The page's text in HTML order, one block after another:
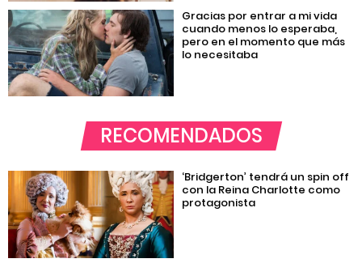
Gracias por entrar a mi vida
cuando menos lo esperaba,
pero en el momento que más
lo necesitaba
RECOMENDADOS
‘Bridgerton’ tendrá un spin off
con la Reina Charlotte como
protagonista